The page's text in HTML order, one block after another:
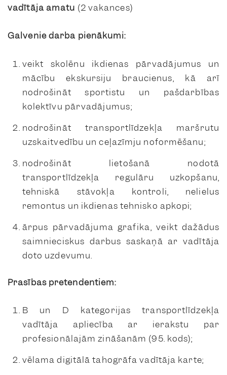
vadītāja amatu (2 vakances)
Galvenie darba pienākumi:
veikt skolēnu ikdienas pārvadājumus un
mācību ekskursiju braucienus, kā arī
nodrošināt sportistu un pašdarbības
kolektīvu pārvadājumus;
nodrošināt transportlīdzekļa maršrutu
uzskaitvedību un ceļazīmju noformēšanu;
nodrošināt lietošanā nodotā
transportlīdzekļa regulāru uzkopšanu,
tehniskā stāvokļa kontroli, nelielus
remontus un ikdienas tehnisko apkopi;
ārpus pārvadājuma grafika, veikt dažādus
saimnieciskus darbus saskaņā ar vadītāja
doto uzdevumu.
Prasības pretendentiem:
B un D kategorijas transportlīdzekļa
vadītāja apliecība ar ierakstu par
profesionālajām zināšanām (95. kods);
vēlama digitālā tahogrāfa vadītāja karte;